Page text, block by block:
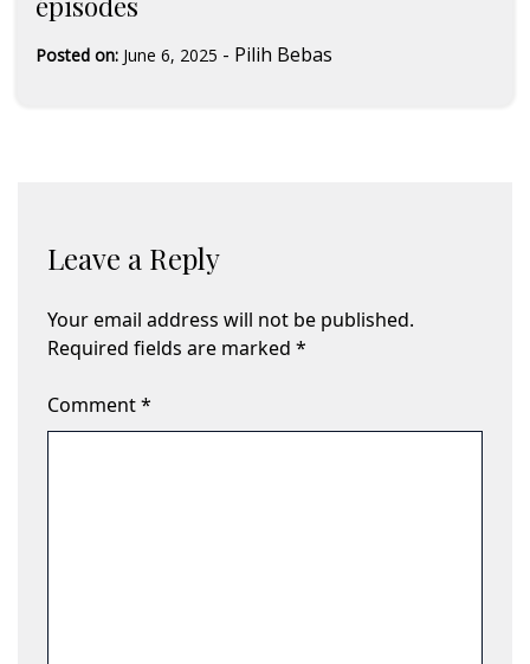
Posted on: June 6, 2025 - Pilih Bebas
Leave a Reply
Your email address will not be published.
Required fields are marked *
Comment*